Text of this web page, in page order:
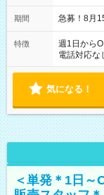
期間 急募！8月
特徴 週1日から
電話対応な
気になる！
＜単発＊1日～